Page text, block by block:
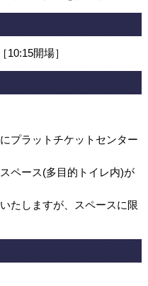
10:15開場］
プラットチケットセンター
ペース(多目的トイレ内)が
たしますが、スペースに限